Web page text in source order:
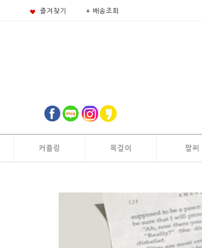
즐겨찾기 + 배송조회
커플링 목걸이 팔찌